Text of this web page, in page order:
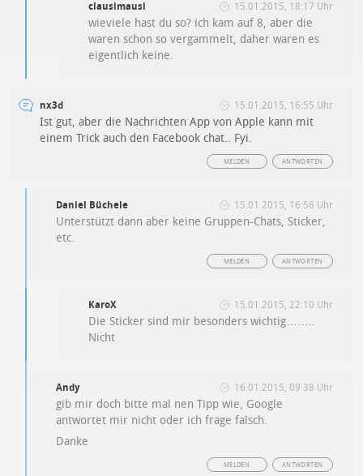
clausimausi 15.01.2015, 18:17 Uhr
wieviele hast du so? ich kam auf 8, aber die
waren schon so vergammelt, daher waren es
eigentlich keine.
nx3d 15.01.2015, 16:55 Uhr
Ist gut, aber die Nachrichten App von Apple kann mit
einem Trick auch den Facebook chat.. Fyi.
ANTWORTEN
MELDEN
Daniel Büchele 15.01.2015, 16:56 Uhr
Unterstützt dann aber keine Gruppen-Chats, Sticker,
etc.
ANTWORTEN
MELDEN
KaroX 15.01.2015, 22:10 Uhr
Die Sticker sind mir besonders wichtig……..
Nicht
Andy 16.01.2015, 09:38 Uhr
gib mir doch bitte mal nen Tipp wie, Google
antwortet mir nicht oder ich frage falsch.
Danke
ANTWORTEN
MELDEN